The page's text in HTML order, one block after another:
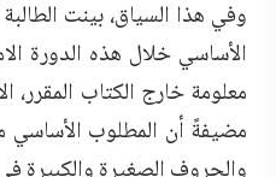
وفي هذا السياق، بينت
الأساسي خلال هذه الدورة
معلومة خارج الكتاب المقرر،
مضيفةً أن المطلوب الأساسي